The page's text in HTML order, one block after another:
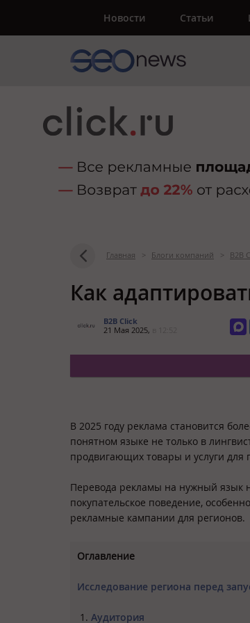
Новости Статьи
Главная > Блоги компаний > B2B
Как
B2B Click
21 Мая 2025,
В 2025 году реклама становится
понятном языке не только в
продвигающих товары и услуги для
Перевода рекламы на нужный язык
покупательское поведение,
рекламные кампании для регионов.
Оглавление
Исследование региона перед
Аудитория